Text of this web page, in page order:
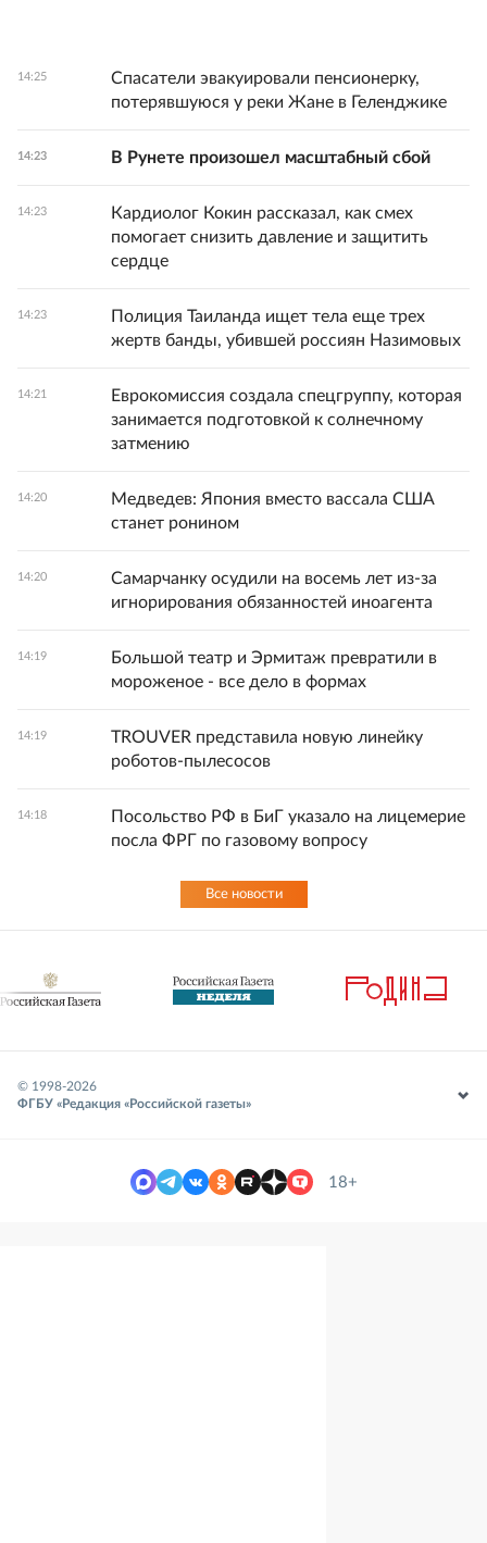
14:25
Спасатели эвакуировали пенсионерку,
потерявшуюся у реки Жане в Геленджике
14:23 В Рунете произошел масштабный сбой
14:23
Кардиолог Кокин рассказал, как смех
помогает снизить давление и защитить
сердце
14:23
Полиция Таиланда ищет тела еще трех
жертв банды, убившей россиян Назимовых
14:21
Еврокомиссия создала спецгруппу, которая
занимается подготовкой к солнечному
затмению
14:20
Медведев: Япония вместо вассала США
станет ронином
14:20
Самарчанку осудили на восемь лет из-за
игнорирования обязанностей иноагента
14:19
Большой театр и Эрмитаж превратили в
мороженое - все дело в формах
14:19
TROUVER представила новую линейку
роботов-пылесосов
14:18
Посольство РФ в БиГ указало на лицемерие
посла ФРГ по газовому вопросу
Все новости
© 1998-2026
ФГБУ «Редакция «Российской газеты»
18+